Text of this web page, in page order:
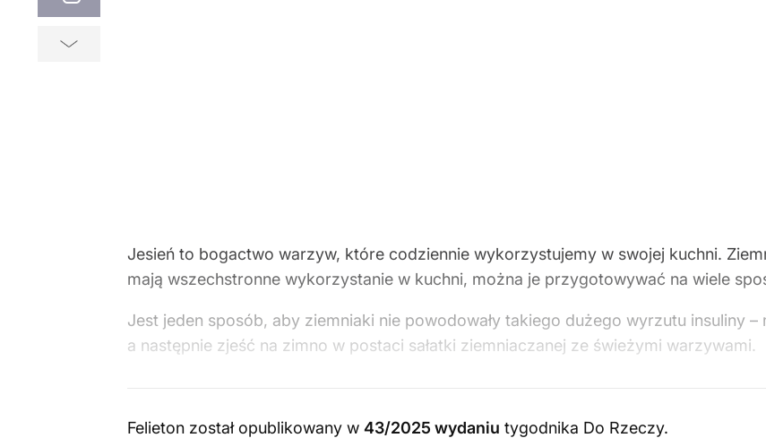
Jesień to bogactwo warzyw, które codziennie wykorzystujemy w swojej kuchni.
mają wszechstronne wykorzystanie w kuchni, można je przygotowywać na wiele
Jest jeden sposób, aby ziemniaki nie powodowały takiego dużego wyrzutu insuliny
a następnie zjeść na zimno w postaci sałatki ziemniaczanej ze świeżymi warzywami.
Felieton został opublikowany w 43/2025 wydaniu tygodnika Do Rzeczy.